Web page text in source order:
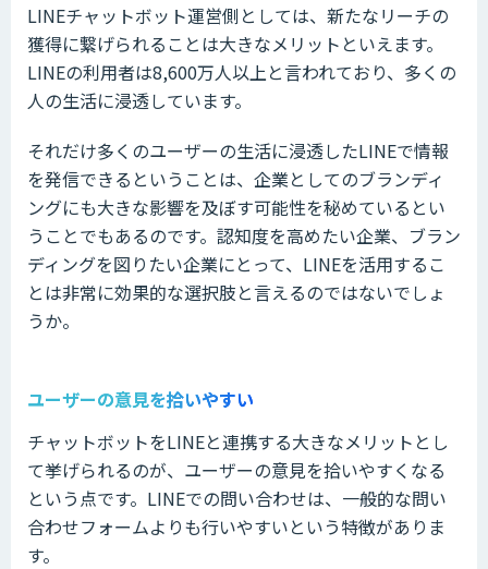
LINEチャットボット運営側としては、新たなリーチの
獲得に繋げられることは大きなメリットといえます。
LINEの利用者は8,600万人以上と言われており、多くの
人の生活に浸透しています。
それだけ多くのユーザーの生活に浸透したLINEで情報
を発信できるということは、企業としてのブランディ
ングにも大きな影響を及ぼす可能性を秘めているとい
うことでもあるのです。認知度を高めたい企業、ブラン
ディングを図りたい企業にとって、LINEを活用するこ
とは非常に効果的な選択肢と言えるのではないでしょ
うか。
ユーザーの意見を拾いやすい
チャットボットをLINEと連携する大きなメリットとし
て挙げられるのが、ユーザーの意見を拾いやすくなる
という点です。LINEでの問い合わせは、一般的な問い
合わせフォームよりも行いやすいという特徴がありま
す。